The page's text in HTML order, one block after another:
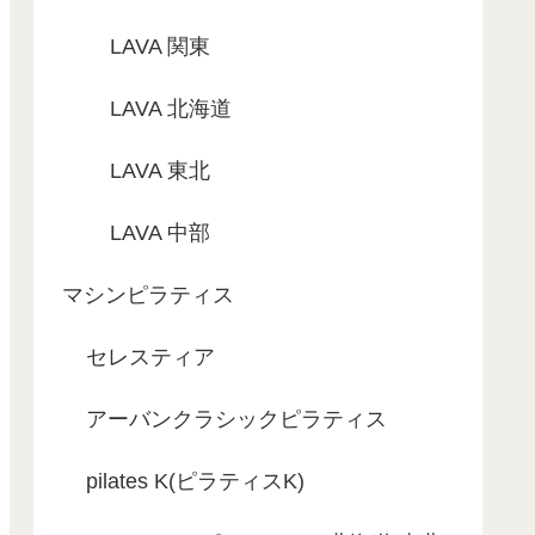
LAVA 関東
LAVA 北海道
LAVA 東北
LAVA 中部
マシンピラティス
セレスティア
アーバンクラシックピラティス
pilates K(ピラティスK)